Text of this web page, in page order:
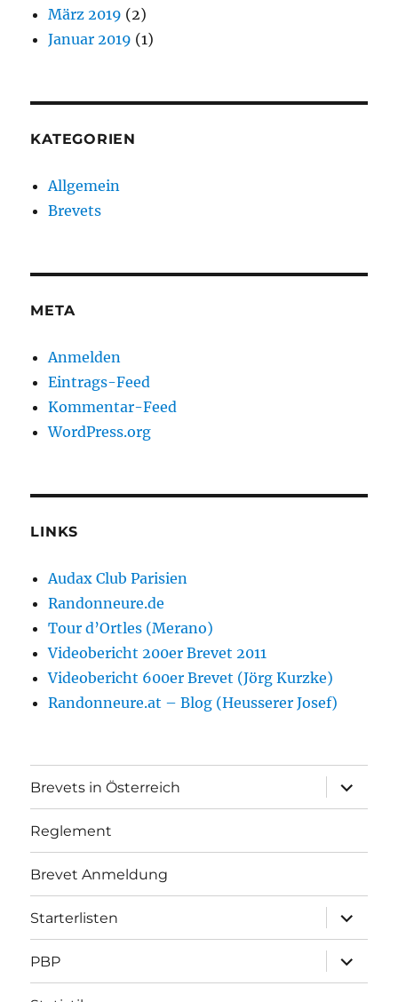
März 2019 (2)
Januar 2019 (1)
KATEGORIEN
Allgemein
Brevets
META
Anmelden
Eintrags-Feed
Kommentar-Feed
WordPress.org
LINKS
Audax Club Parisien
Randonneure.de
Tour d’Ortles (Merano)
Videobericht 200er Brevet 2011
Videobericht 600er Brevet (Jörg Kurzke)
Randonneure.at – Blog (Heusserer Josef)
Brevets in Österreich
öffnen
Reglement
Brevet Anmeldung
Starterlisten
öffnen
PBP
öffnen